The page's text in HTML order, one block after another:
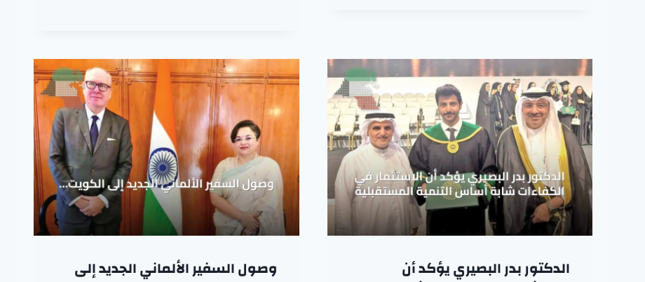
الدكتور بدر البصيري يؤكد أن
وصول السفير الألماني الجديد إلى